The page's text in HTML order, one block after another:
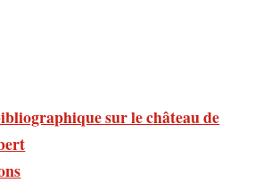
sur le château de